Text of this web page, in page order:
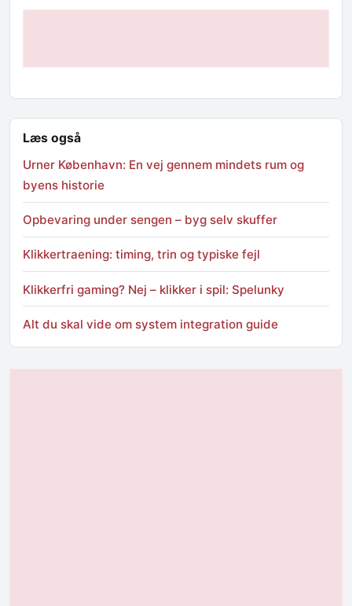
Læs også
Urner København: En vej gennem mindets rum og
byens historie
Opbevaring under sengen – byg selv skuffer
Klikkertraening: timing, trin og typiske fejl
Klikkerfri gaming? Nej – klikker i spil: Spelunky
Alt du skal vide om system integration guide